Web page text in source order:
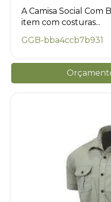
A Camisa Social Com
item com costuras...
GGB-bba4ccb7b931